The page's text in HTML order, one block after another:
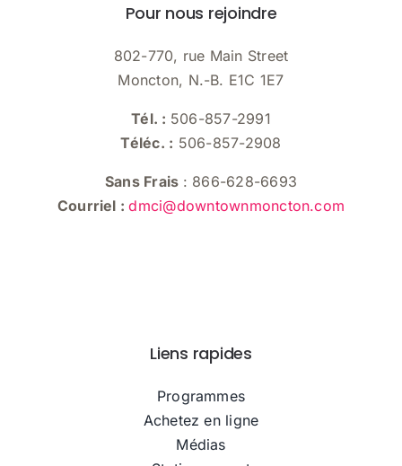
Pour nous rejoindre
802-770, rue Main Street
Moncton, N.-B. E1C 1E7
Tél. : 506-857-2991
Téléc. : 506-857-2908
Sans Frais : 866-628-6693
Courriel :dmci@downtownmoncton.com
Liens rapides
Programmes
Achetez en ligne
Médias